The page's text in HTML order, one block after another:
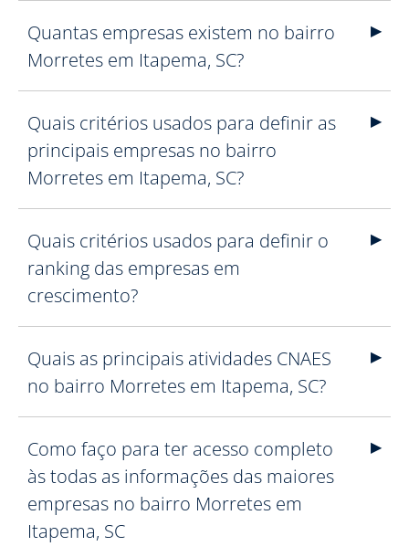
Quantas empresas existem no bairro
Morretes em Itapema, SC?
Quais critérios usados para definir as
principais empresas no bairro
Morretes em Itapema, SC?
Quais critérios usados para definir o
ranking das empresas em
crescimento?
Quais as principais atividades CNAES
no bairro Morretes em Itapema, SC?
Como faço para ter acesso completo
às todas as informações das maiores
empresas no bairro Morretes em
Itapema, SC